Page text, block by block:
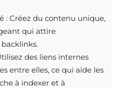
: Créez du contenu unique,
qui attire
des liens internes
entre elles, ce qui aide les
à indexer et à